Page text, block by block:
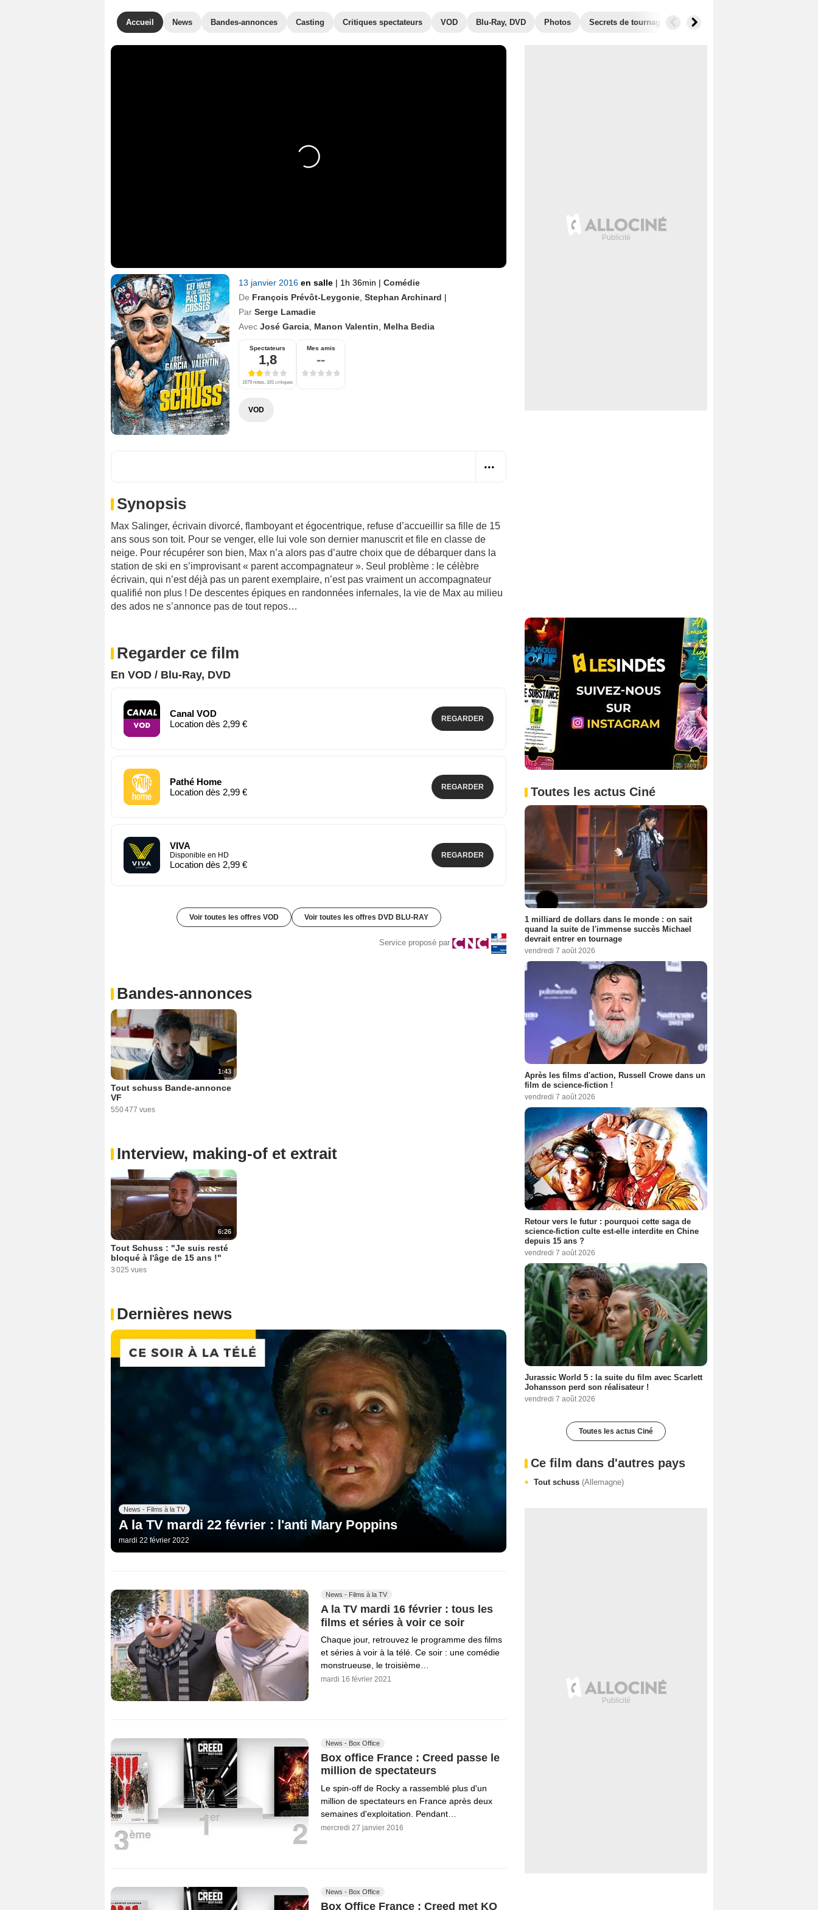
Accueil News Bandes-annonces Casting Critiques spectateurs VOD Blu-Ray, DVD Photos Secrets de tournage Box Office
13 janvier 2016 en salle | 1h 36min | Comédie
De François Prévôt-Leygonie Stephan Archinard |
Par Serge Lamadie
Avec José Garcia Manon Valentin Melha Bedia
Spectateurs
1,8
1679 notes, 191 critiques
Mes amis
--
VOD
Synopsis
Max Salinger, écrivain divorcé, flamboyant et égocentrique, refuse d’accueillir sa fille de 15
ans sous son toit. Pour se venger, elle lui vole son dernier manuscrit et file en classe de
neige. Pour récupérer son bien, Max n’a alors pas d’autre choix que de débarquer dans la
station de ski en s’improvisant « parent accompagnateur ». Seul problème : le célèbre
écrivain, qui n’est déjà pas un parent exemplaire, n’est pas vraiment un accompagnateur
qualifié non plus ! De descentes épiques en randonnées infernales, la vie de Max au milieu
des ados ne s’annonce pas de tout repos…
Regarder ce film
En VOD / Blu-Ray, DVD
Canal VOD
Location dès 2,99 €
REGARDER
Pathé Home
Location dès 2,99 €
REGARDER
VIVA
Disponible en HD
Location dès 2,99 €
REGARDER
Voir toutes les offres VOD Voir toutes les offres DVD BLU-RAY
Service proposé par
Bandes-annonces
1:43
Tout schuss Bande-annonce
VF
550 477 vues
Interview, making-of et extrait
6:26
Tout Schuss : "Je suis resté
bloqué à l'âge de 15 ans !"
3 025 vues
Dernières news
News - Films à la TV
A la TV mardi 22 février : l'anti Mary Poppins
mardi 22 février 2022
News - Films à la TV
A la TV mardi 16 février : tous les
films et séries à voir ce soir
Chaque jour, retrouvez le programme des films
et séries à voir à la télé. Ce soir : une comédie
monstrueuse, le troisième…
mardi 16 février 2021
News - Box Office
Box office France : Creed passe le
million de spectateurs
Le spin-off de Rocky a rassemblé plus d'un
million de spectateurs en France après deux
semaines d'exploitation. Pendant…
mercredi 27 janvier 2016
News - Box Office
Box Office France : Creed met KO
Toutes les actus Ciné
1 milliard de dollars dans le monde : on sait
quand la suite de l'immense succès Michael
devrait entrer en tournage
vendredi 7 août 2026
Après les films d'action, Russell Crowe dans un
film de science-fiction !
vendredi 7 août 2026
Retour vers le futur : pourquoi cette saga de
science-fiction culte est-elle interdite en Chine
depuis 15 ans ?
vendredi 7 août 2026
Jurassic World 5 : la suite du film avec Scarlett
Johansson perd son réalisateur !
vendredi 7 août 2026
Toutes les actus Ciné
Ce film dans d'autres pays
Tout schuss (Allemagne)